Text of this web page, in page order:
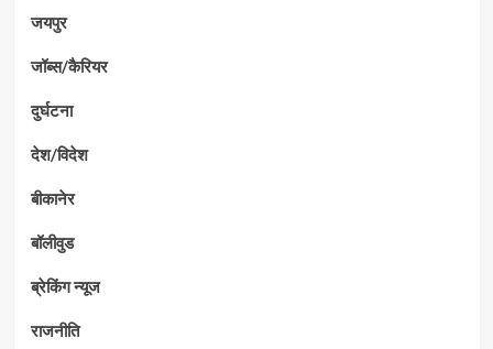
जयपुर
जॉब्स/कैरियर
दुर्घटना
देश/विदेश
बीकानेर
बॉलीवुड
ब्रेकिंग न्यूज
राजनीति